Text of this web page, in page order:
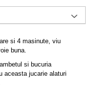
si 4 masinute, viu
buna.
si bucuria
aceasta jucarie alaturi